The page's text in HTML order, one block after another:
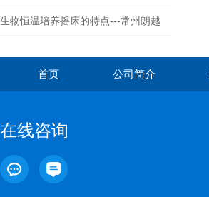
生物恒温培养摇床的特点---常州朗越
首页 公司简介
在线咨询